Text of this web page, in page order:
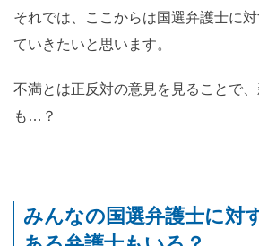
それでは、ここからは国選弁護士に
ていきたいと思います。
不満とは正反対の意見を見ることで
も…？
みんなの国選弁護士に対